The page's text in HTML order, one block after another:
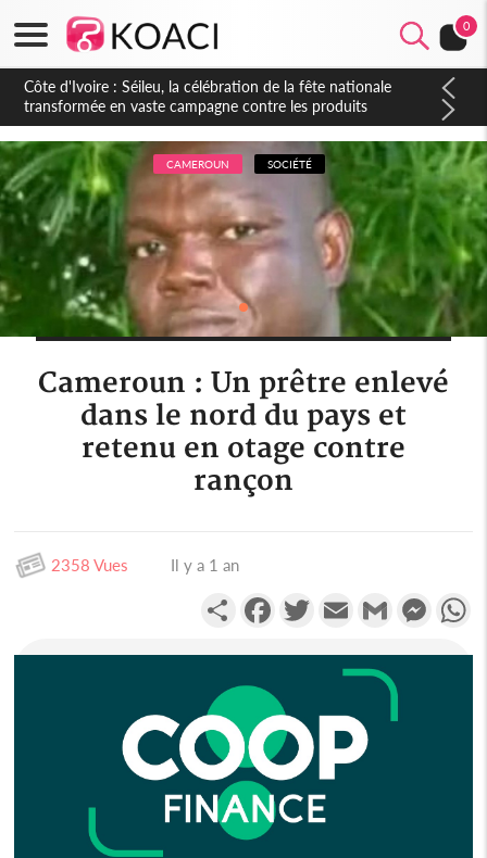
0
Côte d'Ivoire : Séileu, la célébration de la fête nationale
transformée en vaste campagne contre les produits
dépigmentants dangereux
CAMEROUN SOCIÉTÉ
Cameroun : Un prêtre enlevé
dans le nord du pays et
retenu en otage contre
rançon
2358 Vues Il y a 1 an
PartagerFacebookTwitterEmail Gmail